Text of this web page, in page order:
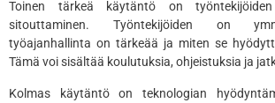
Toinen tärkeä käytäntö on
sitouttaminen. Työntekijöiden on
työajanhallinta on tärkeää ja miten se
Tämä voi sisältää koulutuksia, ohjeistuksia ja
Kolmas käytäntö on teknologian